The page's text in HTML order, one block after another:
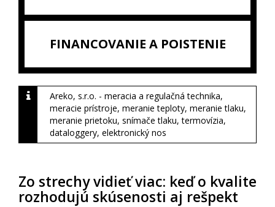
FINANCOVANIE A POISTENIE
Areko, s.r.o. - meracia a regulačná technika,
meracie prístroje, meranie teploty, meranie tlaku,
meranie prietoku, snímače tlaku, termovízia,
dataloggery, elektronický nos
Zo strechy vidieť viac: keď o kvalite
rozhodujú skúsenosti aj rešpekt